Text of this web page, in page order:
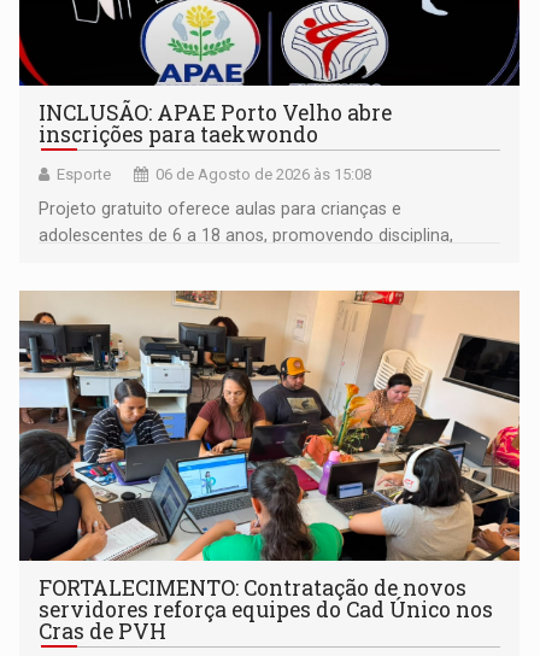
INCLUSÃO: APAE Porto Velho abre
inscrições para taekwondo
Esporte 06 de Agosto de 2026 às 15:08
Projeto gratuito oferece aulas para crianças e
adolescentes de 6 a 18 anos, promovendo disciplina,
FORTALECIMENTO: Contratação de novos
servidores reforça equipes do Cad Único nos
Cras de PVH